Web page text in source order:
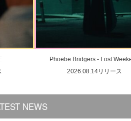
Phoebe Bridgers - Lost
2026.08.14リリース
NEWS